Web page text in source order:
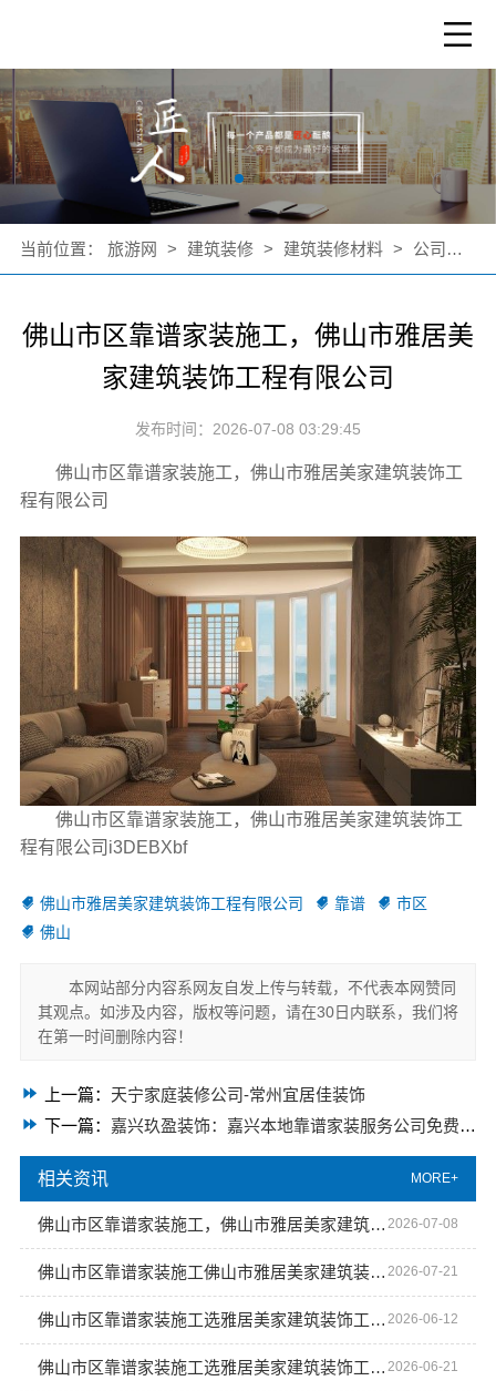
当前位置： 旅游网 > 建筑装修 > 建筑装修材料 > 公司新闻
佛山市区靠谱家装施工，佛山市雅居美
家建筑装饰工程有限公司
发布时间：2026-07-08 03:29:45
佛山市区靠谱家装施工，佛山市雅居美家建筑装饰工
程有限公司
佛山市区靠谱家装施工，佛山市雅居美家建筑装饰工
程有限公司i3DEBXbf
佛山市雅居美家建筑装饰工程有限公司 靠谱
市区
佛山
本网站部分内容系网友自发上传与转载，不代表本网赞同
其观点。如涉及内容，版权等问题，请在30日内联系，我们将
在第一时间删除内容！
上一篇： 天宁家庭装修公司-常州宜居佳装饰
下一篇： 嘉兴玖盈装饰：嘉兴本地靠谱家装服务公司免费设计
相关资讯 MORE+
佛山市区靠谱家装施工，佛山市雅居美家建筑装饰工程有限公司 2026-07-08
佛山市区靠谱家装施工佛山市雅居美家建筑装饰工程有限公司 2026-07-21
佛山市区靠谱家装施工选雅居美家建筑装饰工程有限公司 2026-06-12
佛山市区靠谱家装施工选雅居美家建筑装饰工程有限公司 2026-06-21